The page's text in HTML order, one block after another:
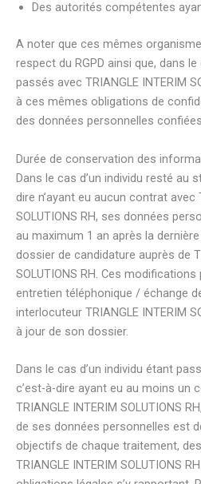
Des autorités compétentes
A noter que ces mêmes
respect du RGPD ainsi que, dans
passés avec TRIANGLE INTERIM
à ces mêmes obligations de
des données personnelles
Durée de conservation des
Dans le cas d’un individu resté au
dire n’ayant eu aucun contrat avec
SOLUTIONS RH, ses données
au maximum 1 an après la
dossier de candidature auprès de
SOLUTIONS RH. Ces
entretien téléphonique / échange
interlocuteur TRIANGLE INTERIM
à jour de son dossier.
Dans le cas d’un individu étant
c’est-à-dire ayant eu au moins un
TRIANGLE INTERIM SOLUTIONS
de ses données personnelles est
objectifs de chaque traitement,
TRIANGLE INTERIM SOLUTIONS